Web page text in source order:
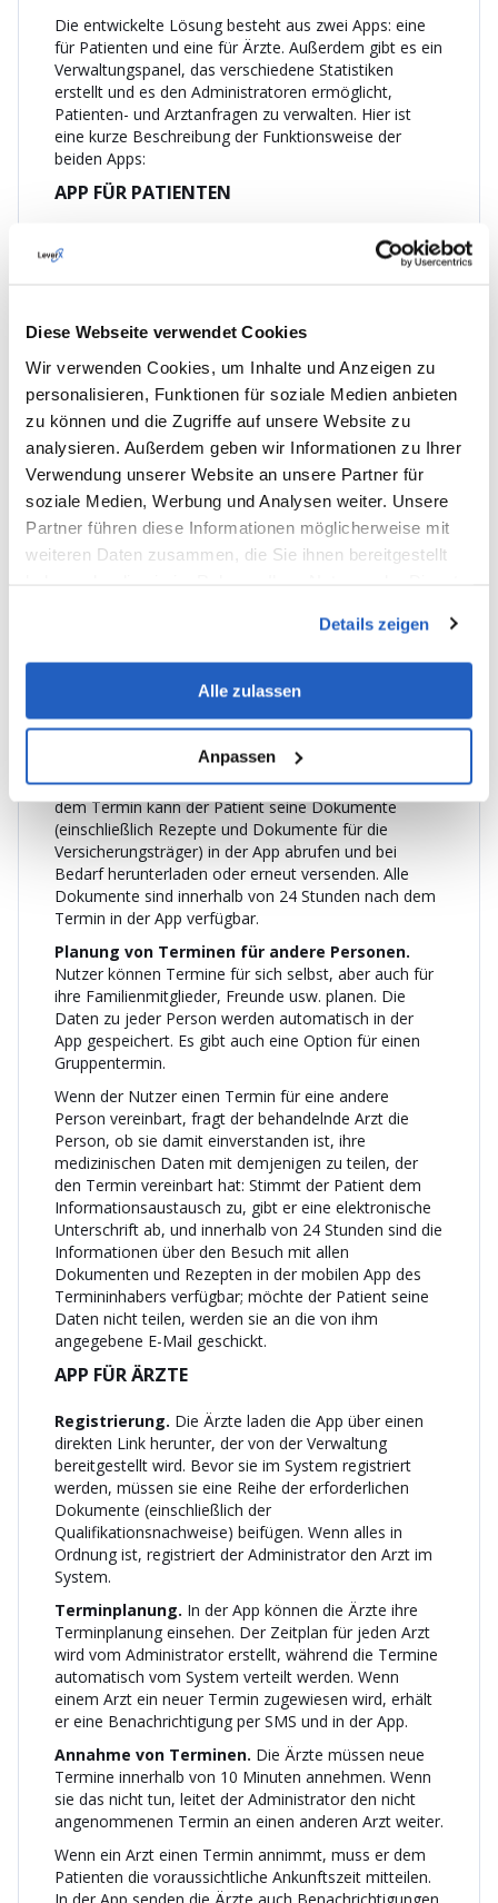
Diese Webseite verwendet Cookies
Wir verwenden Cookies, um Inhalte und Anzeigen zu
personalisieren, Funktionen für soziale Medien anbieten
zu können und die Zugriffe auf unsere Website zu
analysieren. Außerdem geben wir Informationen zu Ihrer
Verwendung unserer Website an unsere Partner für
soziale Medien, Werbung und Analysen weiter. Unsere
Partner führen diese Informationen möglicherweise mit
weiteren Daten zusammen, die Sie ihnen bereitgestellt
Details zeigen
Alle zulassen
Anpassen
Die entwickelte Lösung besteht aus zwei Apps: eine
für Patienten und eine für Ärzte. Außerdem gibt es ein
Verwaltungspanel, das verschiedene Statistiken
erstellt und es den Administratoren ermöglicht,
Patienten- und Arztanfragen zu verwalten. Hier ist
eine kurze Beschreibung der Funktionsweise der
beiden Apps:
APP FÜR PATIENTEN
Ein Nutzer lädt die App aus dem App
Store oder von Google Play herunter. Der
Terminplanung.Die App ermöglicht die Auswahl
von Symptomen aus der Dropdown-Liste sowie die
Angabe zusätzlicher Symptome. Der Nutzer muss
festlegen, ob er einen allgemeinen Besuch oder einen
Covid-Test benötigt. Dann muss er alle geforderten
Daten angeben (Vorname, Nachname, Adresse usw.).
Zahlung. Der Bezahlvorgang findet in der App statt,
gleich nachdem der Termin erstellt wurde.
Benachrichtigungen.Während der Wartezeit auf
den Termin erhält der Patient eine Benachrichtigung
Während des
Termins kann der Arzt die Liste der erbrachten
Leistungen um zusätzliche Leistungen erweitern (falls
der Patient eine Benachrichtigung und muss die
Zahlung vornehmen.
Zugang zu medizinischen Dokumenten.Nach
dem Termin kann der Patient seine Dokumente
(einschließlich Rezepte und Dokumente für die
Versicherungsträger) in der App abrufen und bei
Bedarf herunterladen oder erneut versenden. Alle
Dokumente sind innerhalb von 24 Stunden nach dem
Termin in der App verfügbar.
Planung von Terminen für andere Personen.
Nutzer können Termine für sich selbst, aber auch für
ihre Familienmitglieder, Freunde usw. planen. Die
Daten zu jeder Person werden automatisch in der
App gespeichert. Es gibt auch eine Option für einen
Gruppentermin.
Wenn der Nutzer einen Termin für eine andere
Person vereinbart, fragt der behandelnde Arzt die
Person, ob sie damit einverstanden ist, ihre
medizinischen Daten mit demjenigen zu teilen, der
den Termin vereinbart hat: Stimmt der Patient dem
Informationsaustausch zu, gibt er eine elektronische
Unterschrift ab, und innerhalb von 24 Stunden sind die
Informationen über den Besuch mit allen
Dokumenten und Rezepten in der mobilen App des
Termininhabers verfügbar; möchte der Patient seine
Daten nicht teilen, werden sie an die von ihm
angegebene E-Mail geschickt.
APP FÜR ÄRZTE
Registrierung. Die Ärzte laden die App über einen
direkten Link herunter, der von der Verwaltung
bereitgestellt wird. Bevor sie im System registriert
werden, müssen sie eine Reihe der erforderlichen
Dokumente (einschließlich der
Qualifikationsnachweise) beifügen. Wenn alles in
Ordnung ist, registriert der Administrator den Arzt im
System.
Terminplanung. In der App können die Ärzte ihre
Terminplanung einsehen. Der Zeitplan für jeden Arzt
wird vom Administrator erstellt, während die Termine
automatisch vom System verteilt werden. Wenn
einem Arzt ein neuer Termin zugewiesen wird, erhält
er eine Benachrichtigung per SMS und in der App.
Annahme von Terminen. Die Ärzte müssen neue
Termine innerhalb von 10 Minuten annehmen. Wenn
sie das nicht tun, leitet der Administrator den nicht
angenommenen Termin an einen anderen Arzt weiter.
Wenn ein Arzt einen Termin annimmt, muss er dem
Patienten die voraussichtliche Ankunftszeit mitteilen.